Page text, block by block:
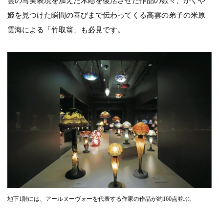
姫を見つけた瞬間の喜びまで伝わってくる高雲の弟子の米原
雲海による「竹取翁」も必見です。
地下1階には、アールヌーヴォーを代表する作家の作品が約160点並ぶ。